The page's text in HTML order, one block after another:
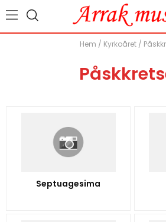
Hem / Kyrkoåret/
Septuagesima